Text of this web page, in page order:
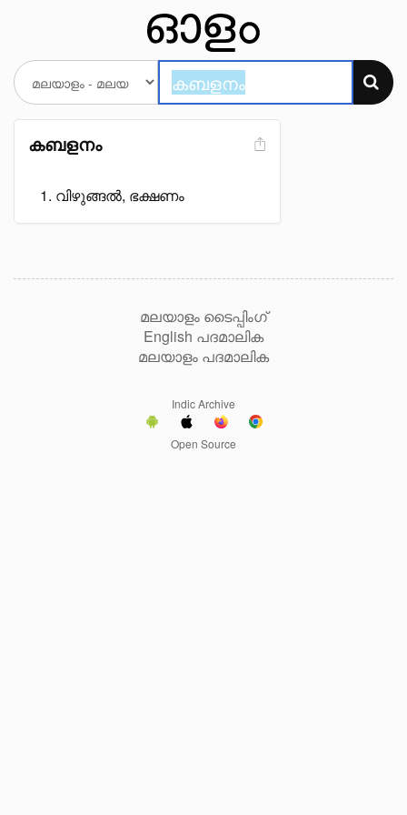
കബളനം
വിഴുങ്ങൽ, ഭക്ഷണം
മലയാളം ടൈപ്പിംഗ്
English പദമാലിക
മലയാളം പദമാലിക
Indic Archive
Open Source